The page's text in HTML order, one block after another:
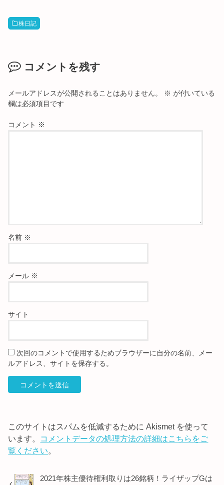
株日記
コメントを残す
メールアドレスが公開されることはありません。 ※ が付いている
欄は必須項目です
コメント ※
名前 ※
メール ※
サイト
次回のコメントで使用するためブラウザーに自分の名前、メー
ルアドレス、サイトを保存する。
このサイトはスパムを低減するために Akismet を使って
います。 コメントデータの処理方法の詳細はこちらをご
覧ください。
2021年株主優待権利取りは26銘柄！ライザップGは